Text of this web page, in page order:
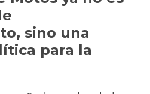
o
o
k
n
k
tir
sino una
para la